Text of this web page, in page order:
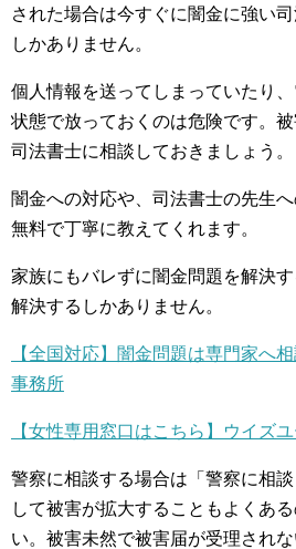
された場合は今すぐに闇金に強い
しかありません。
個人情報を送ってしまっていたり
状態で放っておくのは危険です。
司法書士に相談しておきましょう。
闇金への対応や、司法書士の先生
無料で丁寧に教えてくれます。
家族にもバレずに闇金問題を解決
解決するしかありません。
【全国対応】闇金問題は専門家へ
事務所
【女性専用窓口はこちら】ウイズ
警察に相談する場合は「警察に相
して被害が拡大することもよくあ
い。被害未然で被害届が受理されな